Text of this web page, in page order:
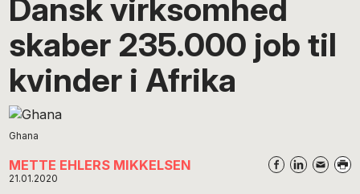
Dansk virksomhed
skaber 235.000 job til
kvinder i Afrika
Ghana
METTE EHLERS MIKKELSEN
21.01.2020